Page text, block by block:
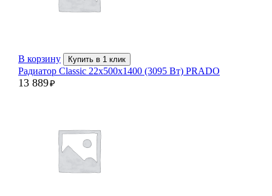
В корзину Купить в 1 клик
Радиатор Classic 22х500х1400 (3095 Вт) PRADO
13 889₽